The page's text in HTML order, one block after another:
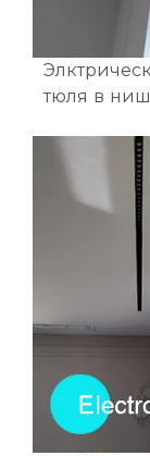
тюля в